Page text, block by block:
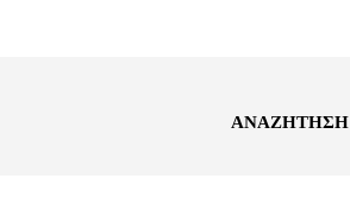
ΑΝΑΖΗΤΗΣΗ